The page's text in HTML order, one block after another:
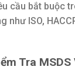
cầu bắt buộc
như ISO,
Tra MSDS